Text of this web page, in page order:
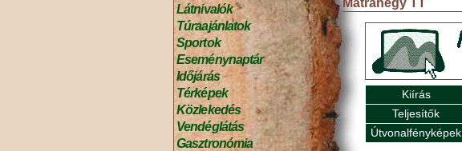
Látnivalók
Túraajánlatok
Sportok
Eseménynaptár
Időjárás
Térképek
Közlekedés
Vendéglátás
Gasztronómia
Kiírás
Teljesítők
Útvonalfényképek